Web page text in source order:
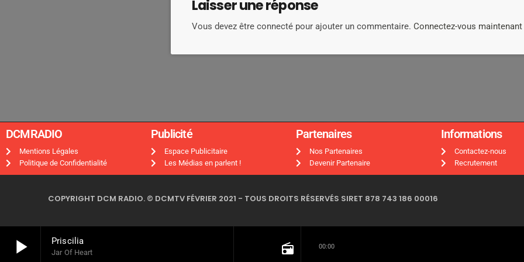
play_arrow Priscilia
Jar Of Heart radio 00:00
Laisser une réponse
Vous devez être connecté pour ajouter un commentaire. Connectez-vous maintenant
DCMRADIO​
Mentions Légales
Politique de Confidentialité
Publicité ​
Espace Publicitaire
Les Médias en parlent !
Partenaires
Nos Partenaires
Devenir Partenaire
Informations
Contactez-nous
Recrutement
COPYRIGHT DCM RADIO. © DCMTV FÉVRIER 2021 - TOUS DROITS RÉSERVÉS SIRET 878 743 186 00016